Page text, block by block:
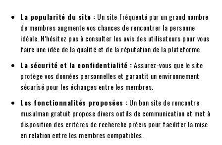
La popularité du site : Un site fréquenté par un grand nombre
de membres augmente vos chances de rencontrer la personne
idéale. N’hésitez pas à consulter les avis des utilisateurs pour vous
faire une idée de la qualité et de la réputation de la plateforme.
La sécurité et la confidentialité :Assurez-vous que le site
protège vos données personnelles et garantit un environnement
sécurisé pour les échanges entre les membres.
Les fonctionnalités proposées : Un bon site de rencontre
musulman gratuit propose divers outils de communication et met à
disposition des critères de recherche précis pour faciliter la mise
en relation entre les membres compatibles.